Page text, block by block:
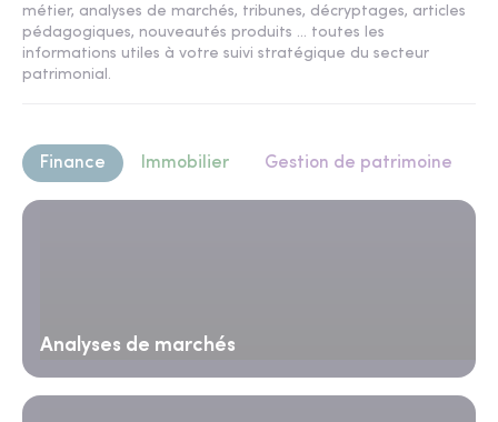
métier, analyses de marchés, tribunes, décryptages, articles
pédagogiques, nouveautés produits ... toutes les
informations utiles à votre suivi stratégique du secteur
patrimonial.
Finance Immobilier Gestion de patrimoine
Analyses de marchés